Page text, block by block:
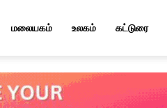
மலையகம் உலகம் கட்டுரை